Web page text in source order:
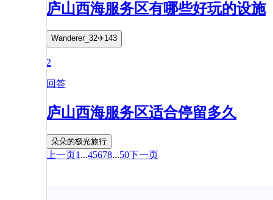
庐山西海服务区有哪些好玩的设施
Wanderer_32✈️143
2
回答
庐山西海服务区适合停留多久
朵朵的极光旅行
上一页1 ...45678...50下一页